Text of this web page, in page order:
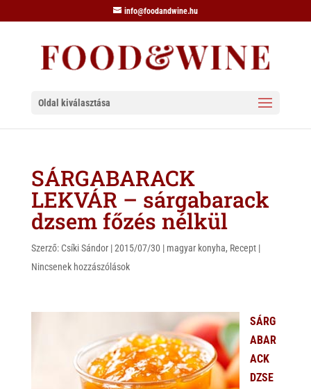
info@foodandwine.hu
Oldal kiválasztása
SÁRGABARACK
LEKVÁR – sárgabarack
dzsem főzés nélkül
Szerző: Csíki Sándor|2015/07/30 | magyar konyha, Recept|
Nincsenek hozzászólások
SÁRG
ABAR
ACK
DZSE